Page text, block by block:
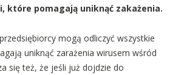
które pomagają uniknąć zakażenia.
mogą odliczyć wszystkie
uniknąć zarażenia wirusem wśród
się też, że jeśli już dojdzie do